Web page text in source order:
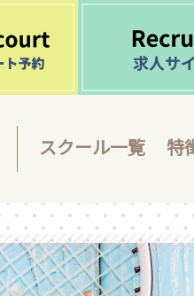
スクール一覧 特